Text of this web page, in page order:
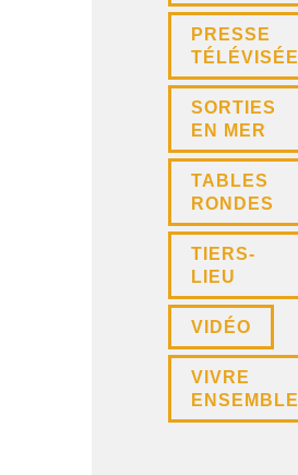
PRESSE
TÉLÉVISÉE
SORTIES
EN MER
TABLES
RONDES
TIERS-
LIEU
VIDÉO
VIVRE
ENSEMBLE